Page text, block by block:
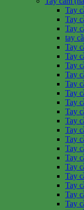
Tay
Tay
Tay
tay
Tay
Tay
Tay
Tay
Tay
Tay
Tay
Tay
Tay
Tay
Tay
Tay
Tay
Tay
Tay
Tay
Tay
Tay